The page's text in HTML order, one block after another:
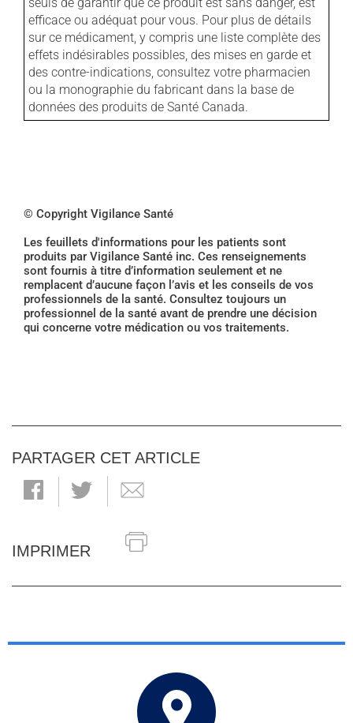
efficace ou adéquat pour vous. Pour plus de détails
sur ce médicament, y compris une liste complète des
effets indésirables possibles, des mises en garde et
des contre-indications, consultez votre pharmacien
ou la monographie du fabricant dans la base de
données des produits de Santé Canada.
© Copyright Vigilance Santé
Les feuillets d'informations pour les patients sont
produits par Vigilance Santé inc. Ces renseignements
sont fournis à titre d’information seulement et ne
remplacent d’aucune façon l’avis et les conseils de vos
professionnels de la santé. Consultez toujours un
professionnel de la santé avant de prendre une décision
qui concerne votre médication ou vos traitements.
PARTAGER CET ARTICLE
IMPRIMER